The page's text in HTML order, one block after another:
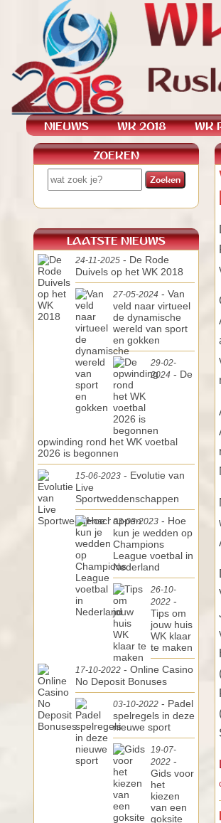
ZOEKEN
LAATSTE NIEUWS
24-11-2025 - De Rode
Duivels op het WK 2018
27-05-2024 - Van
veld naar virtueel
de dynamische
wereld van sport
en gokken
29-02-
2024 - De
opwinding rond het WK voetbal
2026 is begonnen
15-06-2023 - Evolutie van
Live
Sportweddenschappen
03-03-2023 - Hoe
kun je wedden op
Champions
League voetbal in
Nederland
26-10-
2022 -
Tips om
jouw huis
WK klaar
te maken
17-10-2022 - Online Casino
No Deposit Bonuses
03-10-2022 - Padel
spelregels in deze
nieuwe sport
19-07-
2022 -
Gids voor
het
kiezen
van een
goksite
NIEUWS WK 2018 WK